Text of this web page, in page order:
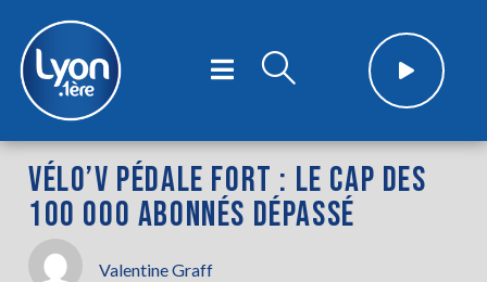
VÉLO’V PÉDALE FORT : LE CAP DES
100 000 ABONNÉS DÉPASSÉ
Valentine Graff